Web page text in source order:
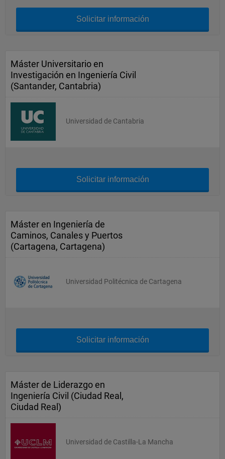
Solicitar información
Máster Universitario en
Investigación en Ingeniería Civil
(Santander, Cantabria)
Universidad de Cantabria
Solicitar información
Máster en Ingeniería de
Caminos, Canales y Puertos
(Cartagena, Cartagena)
Universidad Politécnica de Cartagena
Solicitar información
Máster de Liderazgo en
Ingeniería Civil (Ciudad Real,
Ciudad Real)
Universidad de Castilla-La Mancha